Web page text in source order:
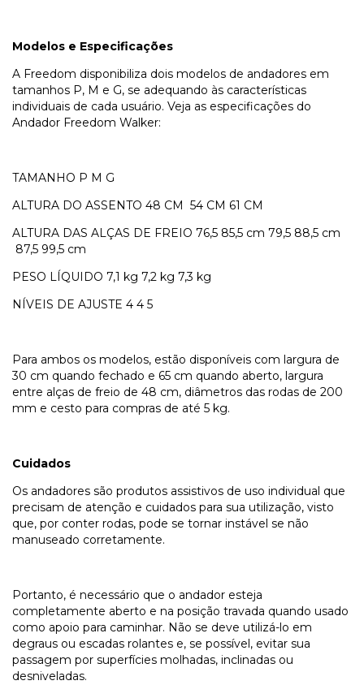
Modelos e Especificações
A Freedom disponibiliza dois modelos de andadores em
tamanhos P, M e G, se adequando às características
individuais de cada usuário. Veja as especificações do
Andador Freedom Walker:
TAMANHO P M G
ALTURA DO ASSENTO 48 CM 54 CM 61 CM
ALTURA DAS ALÇAS DE FREIO 76,5 85,5 cm 79,5 88,5 cm
87,5 99,5 cm
PESO LÍQUIDO 7,1 kg 7,2 kg 7,3 kg
NÍVEIS DE AJUSTE 4 4 5
Para ambos os modelos, estão disponíveis com largura de
30 cm quando fechado e 65 cm quando aberto, largura
entre alças de freio de 48 cm, diâmetros das rodas de 200
mm e cesto para compras de até 5 kg.
Cuidados
Os andadores são produtos assistivos de uso individual que
precisam de atenção e cuidados para sua utilização, visto
que, por conter rodas, pode se tornar instável se não
manuseado corretamente.
Portanto, é necessário que o andador esteja
completamente aberto e na posição travada quando usado
como apoio para caminhar. Não se deve utilizá-lo em
degraus ou escadas rolantes e, se possível, evitar sua
passagem por superfícies molhadas, inclinadas ou
desniveladas.